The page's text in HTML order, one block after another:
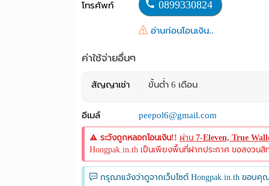
โทรศัพท์ 0899330824
อ่านก่อนโอนเงิน..
ค่าใช้จ่ายอื่นๆ
สัญญาเช่า ขั้นต่ำ 6 เดือน
อีเมล์ peepol6@gmail.com
ระวังถูกหลอกโอนเงิน!! ผ่าน 7-Eleven, True
Hongpak.in.th เป็นเพียงพื้นที่ฝากประกาศ ขอสงวน
กรุณาแจ้งว่าดูจากเว็บไซต์ Hongpak.in.th ขอบคุ